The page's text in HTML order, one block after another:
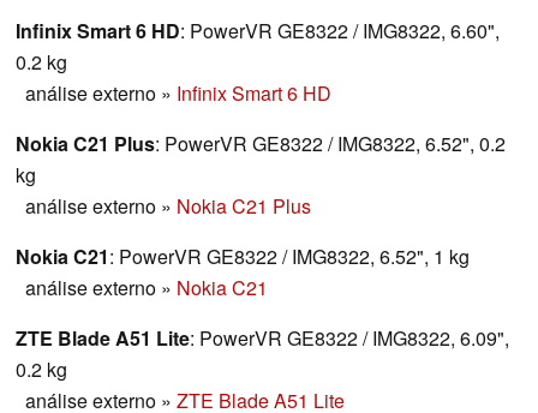
Infinix Smart 6 HD: PowerVR GE8322 / IMG8322, 6.60",
0.2 kg
análise externo » Infinix Smart 6 HD
Nokia C21 Plus: PowerVR GE8322 / IMG8322, 6.52", 0.2
kg
análise externo » Nokia C21 Plus
Nokia C21: PowerVR GE8322 / IMG8322, 6.52", 1 kg
análise externo » Nokia C21
ZTE Blade A51 Lite: PowerVR GE8322 / IMG8322, 6.09",
0.2 kg
análise externo » ZTE Blade A51 Lite